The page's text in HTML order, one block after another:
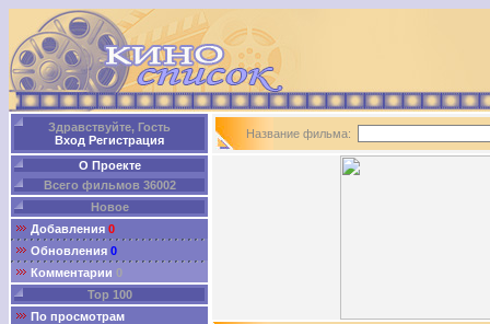
Здравствуйте, Гость
Вход Регистрация
О Проекте
Всего фильмов 36002
Новое
Добавления 0
Обновления 0
Комментарии 0
Top 100
По просмотрам
Название фильма: